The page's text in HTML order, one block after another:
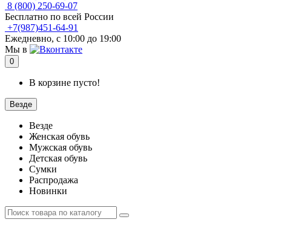
8 (800) 250-69-07
Бесплатно по всей России
+7(987)451-64-91
Ежедневно, с 10:00 до 19:00
Мы в
0
В корзине пусто!
Везде
Везде
Женская обувь
Мужская обувь
Детская обувь
Сумки
Распродажа
Новинки